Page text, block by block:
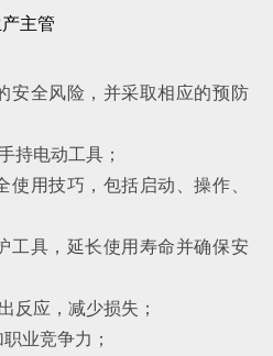
主管
安全风险，并采取相应的预防
持电动工具；
使用技巧，包括启动、操作、
工具，延长使用寿命并确保安
反应，减少损失；
业竞争力；